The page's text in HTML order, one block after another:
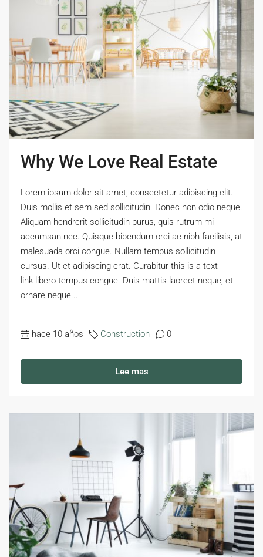
Why We Love Real Estate
Lorem ipsum dolor sit amet, consectetur adipiscing elit.
Duis mollis et sem sed sollicitudin. Donec non odio neque.
Aliquam hendrerit sollicitudin purus, quis rutrum mi
accumsan nec. Quisque bibendum orci ac nibh facilisis, at
malesuada orci congue. Nullam tempus sollicitudin
cursus. Ut et adipiscing erat. Curabitur this is a text
link libero tempus congue. Duis mattis laoreet neque, et
ornare neque...
hace 10 años Construction 0
Lee mas